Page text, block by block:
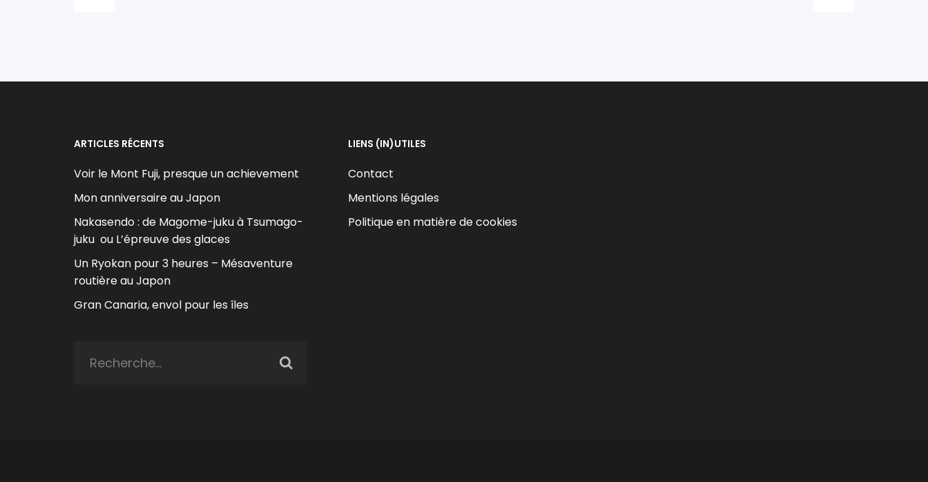
ARTICLES RÉCENTS
Voir le Mont Fuji, presque un achievement
Mon anniversaire au Japon
Nakasendo : de Magome-juku à Tsumago-
juku ou L’épreuve des glaces
Un Ryokan pour 3 heures – Mésaventure
routière au Japon
Gran Canaria, envol pour les îles
LIENS (IN)UTILES
Contact
Mentions légales
Politique en matière de cookies